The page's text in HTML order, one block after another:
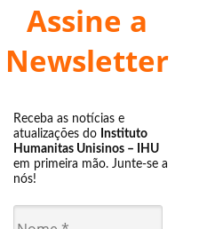
Assine a
Newsletter
Receba as notícias e
atualizações do Instituto
Humanitas Unisinos – IHU
em primeira mão. Junte-se a
nós!